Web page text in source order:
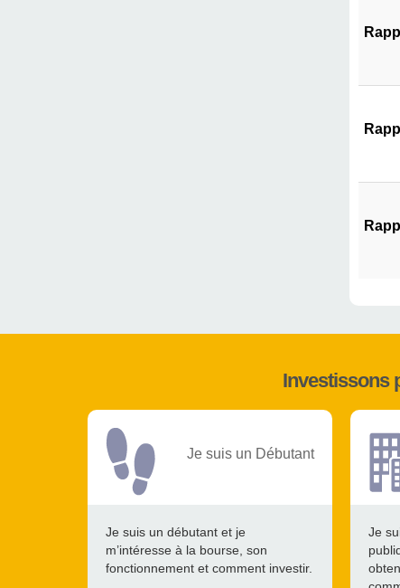
Investissons
Je suis un Débutant
Je suis un débutant et je
m’intéresse à la bourse, son
fonctionnement et comment investir.
Je